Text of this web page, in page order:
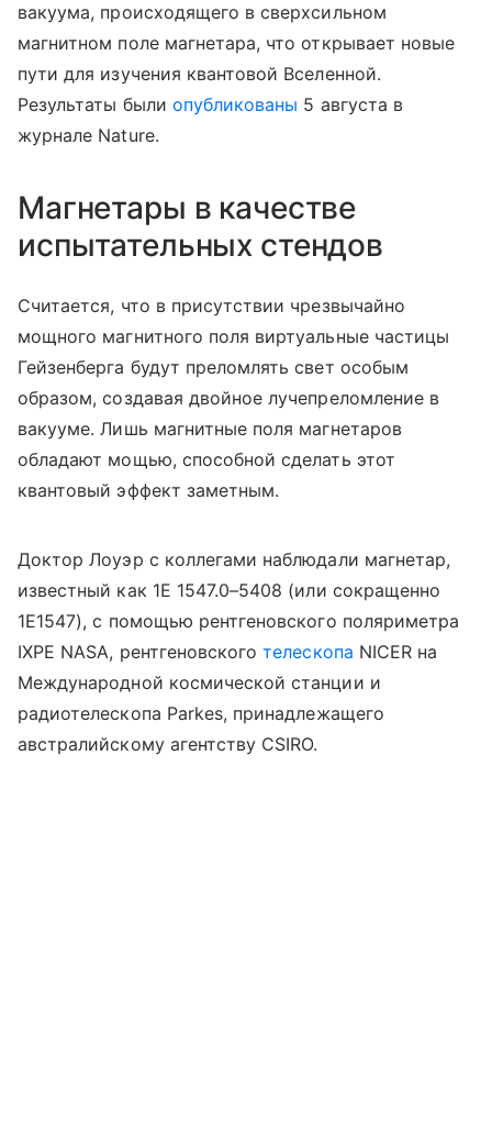
вакуума, происходящего в сверхсильном
магнитном поле магнетара, что открывает новые
пути для изучения квантовой Вселенной.
Результаты были опубликованы 5 августа в
журнале Nature.
Магнетары в качестве
испытательных стендов
Считается, что в присутствии чрезвычайно
мощного магнитного поля виртуальные частицы
Гейзенберга будут преломлять свет особым
образом, создавая двойное лучепреломление в
вакууме. Лишь магнитные поля магнетаров
обладают мощью, способной сделать этот
квантовый эффект заметным.
Доктор Лоуэр с коллегами наблюдали магнетар,
известный как 1E 1547.0–5408 (или сокращенно
1E1547), с помощью рентгеновского поляриметра
IXPE NASA, рентгеновскоготелескопа NICER на
Международной космической станции и
радиотелескопа Parkes, принадлежащего
австралийскому агентству CSIRO.